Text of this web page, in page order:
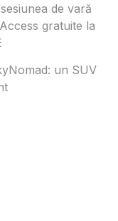
de vară
gratuite la
un SUV